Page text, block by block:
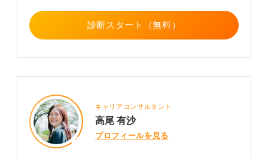
また、どのような質問をされていたかを振り返ることが
大切です。自分の受け答えに問題がなかったか、答えら
0
診断スタート（無料）
キャリアコンサルタント
高尾 有沙
プロフィールを見る